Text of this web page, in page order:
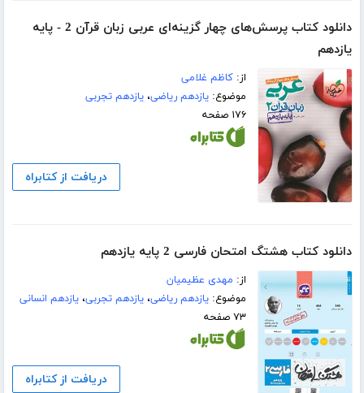
دانلود کتاب پرسش‌های چهار گزینه‌ای عربی زبان قرآن 2 - پایه
یازدهم
از:کاظم غلامی
موضوع:یازدهم ریاضی،یازدهم تجربی
۱۷۶ صفحه
دریافت از کتابراه
دانلود کتاب هشتگ امتحان فارسی 2 پایه یازدهم
از: مهدی عظیمیان
موضوع:یازدهم ریاضی،یازدهم تجربی،یازدهم انسانی
۷۳ صفحه
دریافت از کتابراه